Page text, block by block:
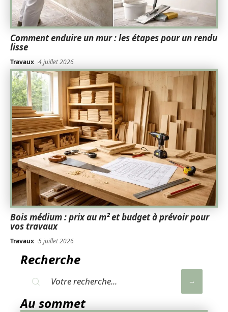
Comment enduire un mur : les étapes pour un rendu
lisse
Travaux 4 juillet 2026
Bois médium : prix au m² et budget à prévoir pour
vos travaux
Travaux 5 juillet 2026
Recherche
Au sommet